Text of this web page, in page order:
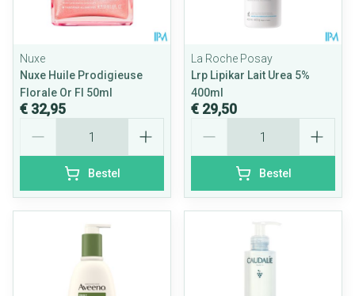
Nuxe
Nuxe Huile Prodigieuse
Florale Or Fl 50ml
€ 32,95
Bestel
La Roche Posay
Lrp Lipikar Lait Urea 5%
400ml
€ 29,50
Bestel